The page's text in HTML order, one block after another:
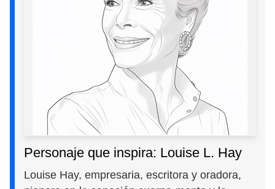
Personaje que inspira: Louise L. Hay
Louise Hay, empresaria, escritora y oradora,